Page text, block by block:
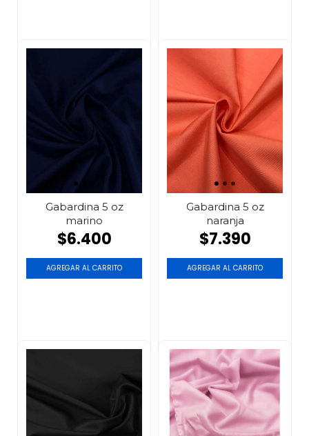
Gabardina 5 oz
marino
$6.400
AGREGAR AL CARRITO
Gabardina 5 oz
naranja
$7.390
AGREGAR AL CARRITO